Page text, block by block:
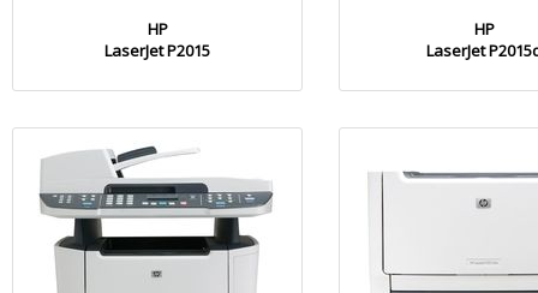
HP
LaserJet P2015
HP
LaserJet